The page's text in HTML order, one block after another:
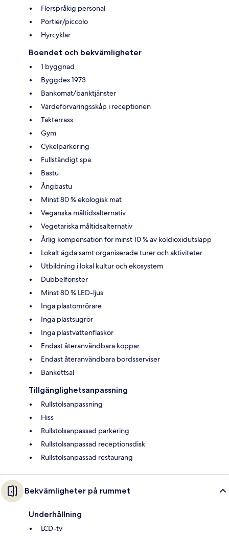
Flerspråkig personal
Portier/piccolo
Hyrcyklar
Boendet och bekvämligheter
1 byggnad
Byggdes 1973
Bankomat/banktjänster
Värdeförvaringsskåp i receptionen
Takterrass
Gym
Cykelparkering
Fullständigt spa
Bastu
Ångbastu
Minst 80 % ekologisk mat
Veganska måltidsalternativ
Vegetariska måltidsalternativ
Årlig kompensation för minst 10 % av koldioxidutsläpp
Lokalt ägda samt organiserade turer och aktiviteter
Utbildning i lokal kultur och ekosystem
Dubbelfönster
Minst 80 % LED-ljus
Inga plastomrörare
Inga plastsugrör
Inga plastvattenflaskor
Endast återanvändbara koppar
Endast återanvändbara bordsserviser
Bankettsal
Tillgänglighetsanpassning
Rullstolsanpassning
Hiss
Rullstolsanpassad parkering
Rullstolsanpassad receptionsdisk
Rullstolsanpassad restaurang
Bekvämligheter på rummet
Underhållning
LCD-tv